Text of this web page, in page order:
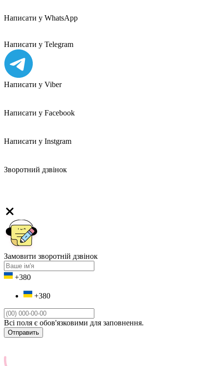
Написати у WhatsApp
Написати у Telegram
Написати у Viber
Написати у Facebook
Написати у Instgram
Зворотний дзвінок
Замовити зворотній дзвінок
+380
+380
Всі поля є обов'язковими для заповнення.
Отправить